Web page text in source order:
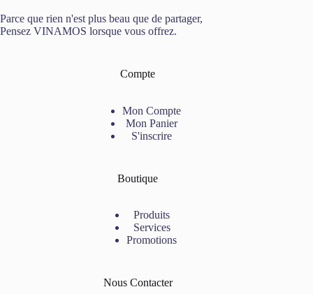
Parce que rien n'est plus beau que de partager,
Pensez VINAMOS lorsque vous offrez.
Compte
Mon Compte
Mon Panier
S'inscrire
Boutique
Produits
Services
Promotions
Nous Contacter